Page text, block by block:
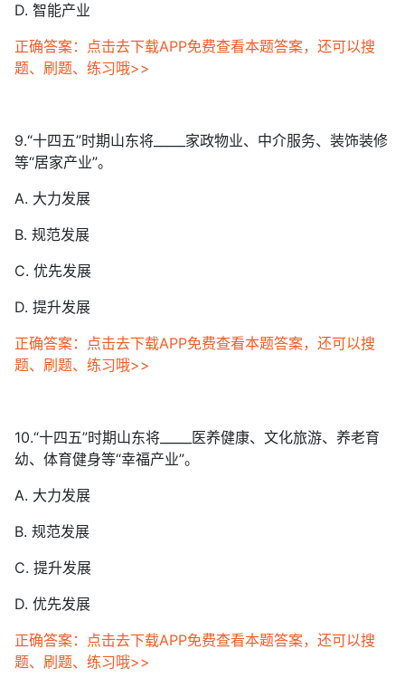
D. 智能产业
正确答案：点击去下载APP免费查看本题答案，还可以搜
题、刷题、练习哦>>
9.“十四五”时期山东将_____家政物业、中介服务、装饰装修
等“居家产业”。
A. 大力发展
B. 规范发展
C. 优先发展
D. 提升发展
正确答案：点击去下载APP免费查看本题答案，还可以搜
题、刷题、练习哦>>
10.“十四五”时期山东将_____医养健康、文化旅游、养老育
幼、体育健身等“幸福产业”。
A. 大力发展
B. 规范发展
C. 提升发展
D. 优先发展
正确答案：点击去下载APP免费查看本题答案，还可以搜
题、刷题、练习哦>>